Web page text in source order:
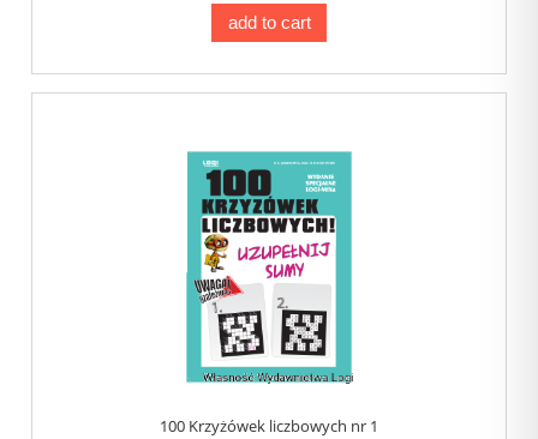
add to cart
100 Krzyżówek liczbowych nr 1